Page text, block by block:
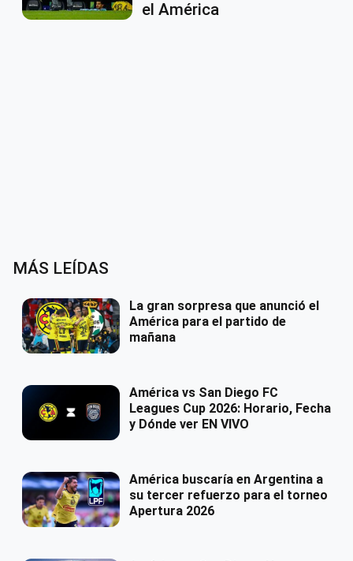
el América
MÁS LEÍDAS
La gran sorpresa que anunció el
América para el partido de
mañana
América vs San Diego FC
Leagues Cup 2026: Horario, Fecha
y Dónde ver EN VIVO
América buscaría en Argentina a
su tercer refuerzo para el torneo
Apertura 2026